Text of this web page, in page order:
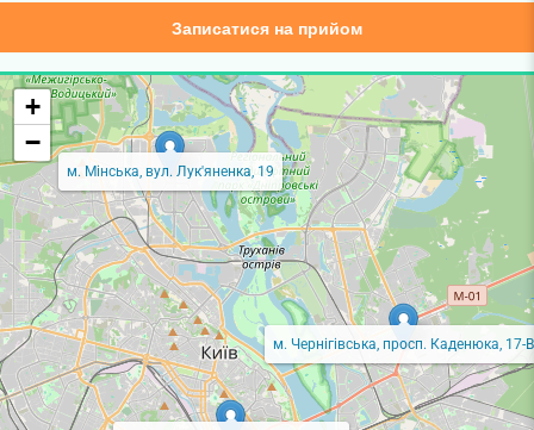
Записатися на прийом
м. Мінська, вул. Лук'яненка, 19
м. Чернігівська, просп. Каденюка, 17-В
+
−